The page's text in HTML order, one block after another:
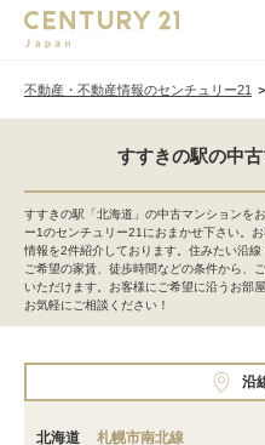
不動産・不動産情報のセンチュリー21
すすきの駅の中
すすきの駅「北海道」の中古マンションを
ー1のセンチュリー21におまかせ下さい。
情報を2件紹介しております。住みたい沿
ご希望の家賃、徒歩時間などの条件から、
いただけます。お客様にご希望に沿うお部
お気軽にご相談ください！
沿
北海道 札幌市南北線